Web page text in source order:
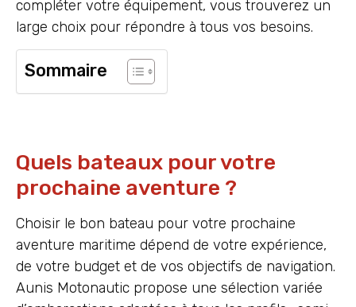
compléter votre équipement, vous trouverez un
large choix pour répondre à tous vos besoins.
Sommaire
Quels bateaux pour votre
prochaine aventure ?
Choisir le bon bateau pour votre prochaine
aventure maritime dépend de votre expérience,
de votre budget et de vos objectifs de navigation.
Aunis Motonautic propose une sélection variée